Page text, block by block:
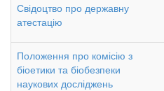
Свідоцтво про державну
атестацію
Положення про комісію з
біоетики та біобезпеки
наукових досліджень